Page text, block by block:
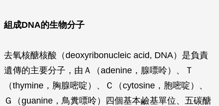
組成DNA的生物分子
去氧核醣核酸（deoxyribonucleic acid, DNA）是負責
遺傳的主要分子，由Ａ（adenine，腺嘌呤）、Ｔ
（thymine，胸腺嘧啶）、Ｃ（cytosine，胞嘧啶）、
Ｇ（guanine，鳥糞嘌呤）四個基本鹼基單位、五碳醣